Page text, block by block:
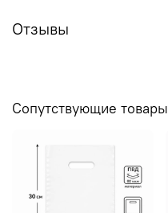
Отзывы
Сопутствующие товары